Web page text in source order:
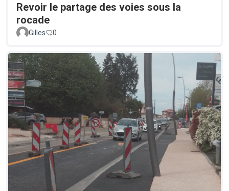
Revoir le partage des voies sous la
rocade
Gilles 0